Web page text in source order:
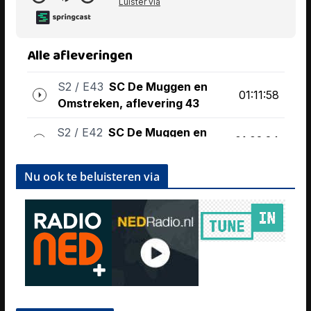
Nu ook te beluisteren via